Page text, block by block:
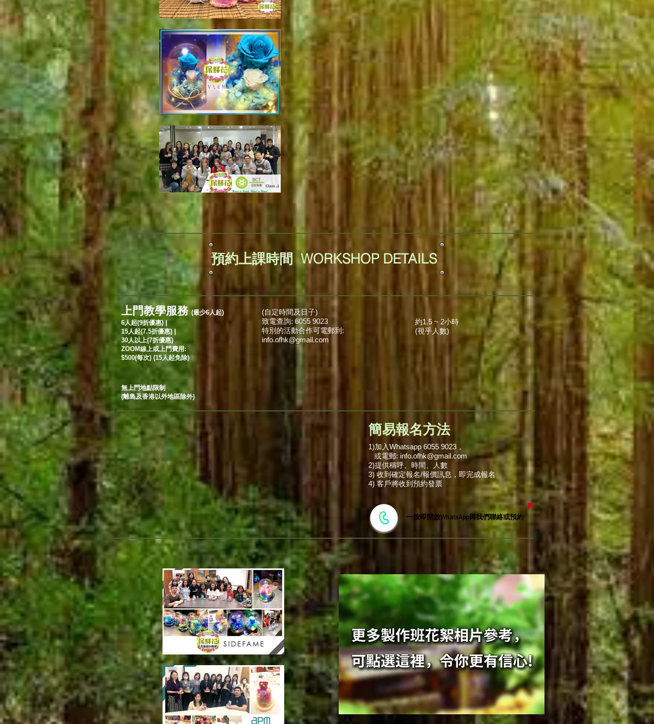
預約上課時間 WORKSHOP DETAILS
上門教學服務 (最少6人起)
6人起(9折優惠) |
15人起(7.5折優惠) |
30人以上(7折優惠)
ZOOM線上或上門費用:
$500(每次) (15人起免除)
(自定時間及日子)
致電查詢: 6055 9023
特別的活動合作可電郵到:
​info.ofhk@gmail.com
約1.5 ~ 2小時
(視乎人數)
​無上門地點限制
(離島及香港以外地區除外)
簡易報名方法
1)加入Whatsapp 6055 9023，
​ 或電郵: info.ofhk@gmail.com
2)提供稱呼、時間、人數
3) 收到確定報名/報價訊息，即完成報名
4) 客戶將收到預約發票
一按即開啟WhatsApp與我們聯絡或預約